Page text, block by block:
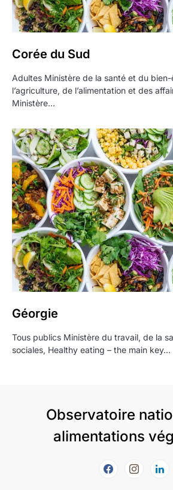
Corée du Sud
Adultes Ministère de la santé et du
l’agriculture, de l’alimentation et des
Ministère…
Géorgie
Tous publics Ministère du travail, de la
sociales, Healthy eating – the main key…
Observatoire
alimentations